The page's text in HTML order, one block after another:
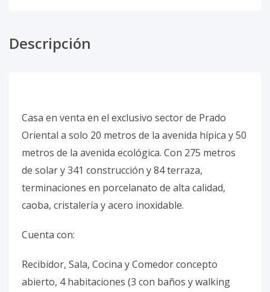
Descripción
Casa en venta en el exclusivo sector de Prado
Oriental a solo 20 metros de la avenida hípica y 50
metros de la avenida ecológica. Con 275 metros
de solar y 341 construcción y 84 terraza,
terminaciones en porcelanato de alta calidad,
caoba, cristalería y acero inoxidable.
Cuenta con:
Recibidor, Sala, Cocina y Comedor concepto
abierto, 4 habitaciones (3 con baños y walking